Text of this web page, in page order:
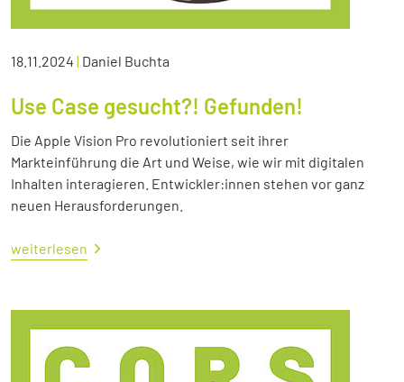
18.11.2024 | Daniel Buchta
Use Case gesucht?! Gefunden!
Die Apple Vision Pro revolutioniert seit ihrer
Markteinführung die Art und Weise, wie wir mit digitalen
Inhalten interagieren. Entwickler:innen stehen vor ganz
neuen Herausforderungen.
weiterlesen